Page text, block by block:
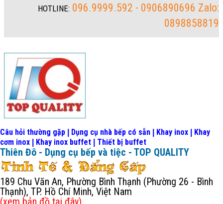
HOTLINE: 096.9999.592 - 0906890696 Zalo:
0898858819
Câu hỏi thường gặp Dụng cụ nhà bếp có sẵn Khay inox
Khay
cơm inox
Khay inox buffet Thiết bị buffet
Thiên Đô - Dụng cụ bếp và tiệc - TOP QUALITY
189 Chu Văn An, Phường Bình Thạnh (Phường 26 - Bình
Thạnh), TP. Hồ Chí Minh, Việt Nam
(xem bản đồ tại đây)